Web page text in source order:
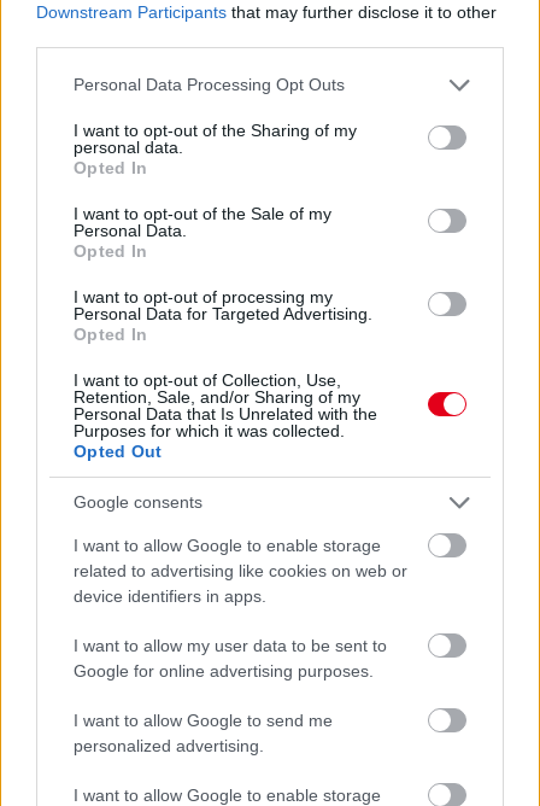
Downstream Participants that may further disclose it to other
Please note that this website/app uses one or more Google
not limited to your visit or usage behaviour. You may click to
grant or deny consent to Google and its third-party tags to
use your data for below specified purposes in below Google
consent section.
Personal Data Processing Opt Outs
I want to opt-out of the Sharing of my
personal data.
Opted In
I want to opt-out of the Sale of my
Personal Data.
Opted In
I want to opt-out of processing my
Personal Data for Targeted Advertising.
Opted In
I want to opt-out of Collection, Use,
Retention, Sale, and/or Sharing of my
Personal Data that Is Unrelated with the
Purposes for which it was collected.
Opted Out
Google consents
I want to allow Google to enable storage
related to advertising like cookies on web or
device identifiers in apps.
I want to allow my user data to be sent to
Google for online advertising purposes.
I want to allow Google to send me
personalized advertising.
I want to allow Google to enable storage
7 órája
Hamarosan leáll az idei F1-es fejlesztésekkel a Cadillac
1 napja
Az F1-es Német Nagydíj „mindenképpen megvalósul”